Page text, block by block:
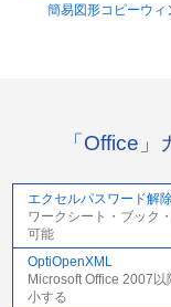
簡易図形コピーウィ
「Office
エクセルパスワード解
ワークシート・ブック
可能
OptiOpenXML
Microsoft Office 2007
小する